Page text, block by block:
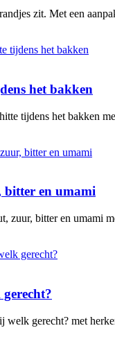
zit. Met een
het bakken
tijdens het bakken
bitter en umami
zuur, bitter en umami
gerecht? met